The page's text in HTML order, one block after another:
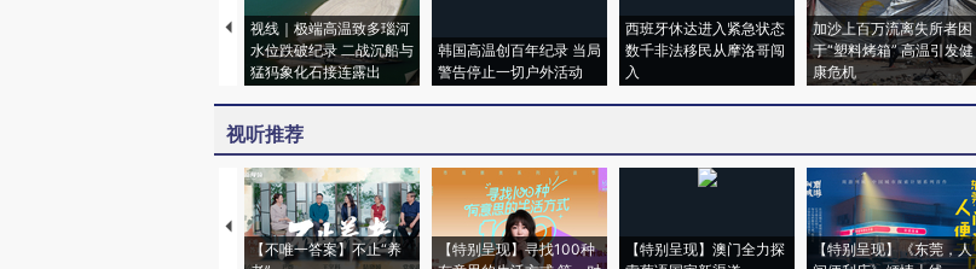
视线｜极端高温致多瑙河
水位跌破纪录 二战沉船与
猛犸象化石接连露出
韩国高温创百年纪录 当局
警告停止一切户外活动
西班牙休达进入紧急状态
数千非法移民从摩洛哥闯
入
加沙上百万流离失所者困
于“塑料烤箱” 高温引发健
康危机
视听推荐
【不唯一答案】不止“养
【特别呈现】寻找100种
【特别呈现】澳门全力探
【特别呈现】《东莞，人